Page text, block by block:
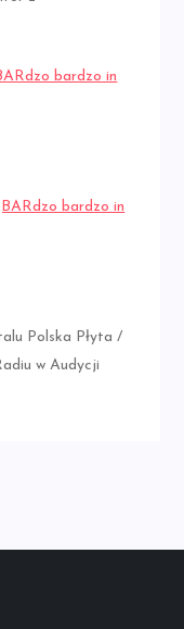
bardzo in
bardzo in
Polska Płyta /
w Audycji